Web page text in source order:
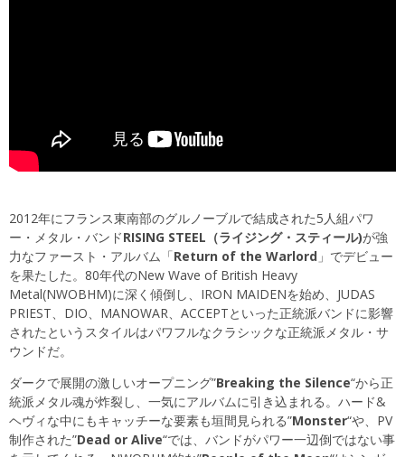
2012年にフランス東南部のグルノーブルで結成された5人組パワ
ー・メタル・バンドRISING STEEL（ライジング・スティール)が強
力なファースト・アルバム「Return of the Warlord 」でデビュー
を果たした。80年代のNew Wave of British Heavy
Metal(NWOBHM)に深く傾倒し、IRON MAIDENを始め、JUDAS
PRIEST、DIO、MANOWAR、ACCEPTといった正統派バンドに影響
されたというスタイルはパワフルなクラシックな正統派メタル・サ
ウンドだ。
ダークで展開の激しいオープニング”Breaking the Silence“から正
統派メタル魂が炸裂し、一気にアルバムに引き込まれる。ハード&
ヘヴィな中にもキャッチーな要素も垣間見られる”Monster“や、PV
制作された”Dead or Alive“では、バンドがパワー一辺倒ではない事